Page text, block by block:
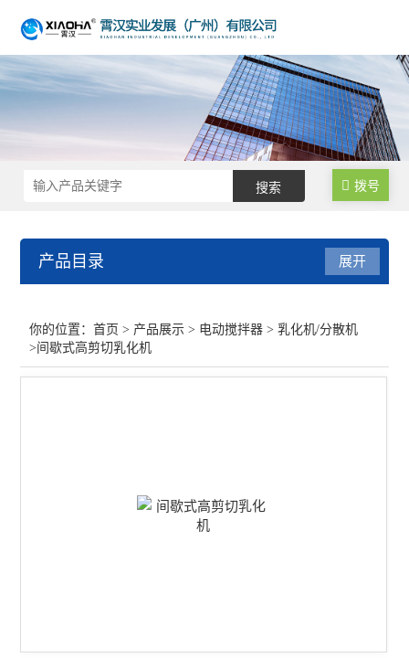
拨号
产品目录
乳化机/分散机
展开
你的位置：首页 > 产品展示 > 电动搅拌器 >乳化机/分散机
>间歇式高剪切乳化机